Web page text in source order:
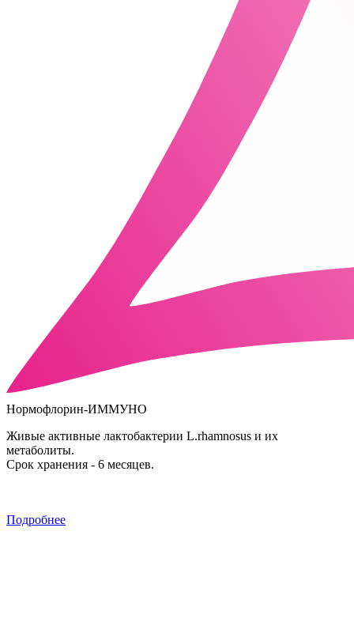
Нормофлорин-ИММУНО
Живые активные лактобактерии L.rhamnosus и их
метаболиты.
Срок хранения - 6 месяцев.
Подробнее